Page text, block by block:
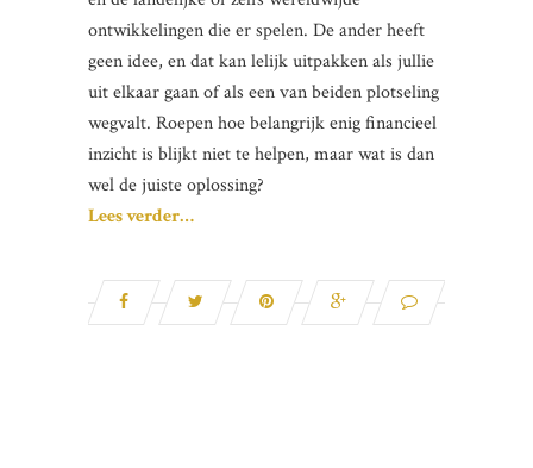
ontwikkelingen die er spelen. De ander heeft
geen idee, en dat kan lelijk uitpakken als jullie
uit elkaar gaan of als een van beiden plotseling
wegvalt. Roepen hoe belangrijk enig financieel
inzicht is blijkt niet te helpen, maar wat is dan
wel de juiste oplossing?
Lees verder…